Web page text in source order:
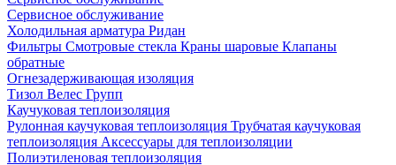
Сервисное обслуживание
Холодильная арматура Ридан
Фильтры Смотровые стекла Краны шаровые Клапаны
обратные
Огнезадерживающая изоляция
Тизол Велес Групп
Каучуковая теплоизоляция
Рулонная каучуковая теплоизоляция Трубчатая каучуковая
теплоизоляция Аксессуары для теплоизоляции
Полиэтиленовая теплоизоляция